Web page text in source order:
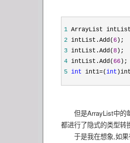
1 ArrayList intList
2 intList.Add( 6 );
3 intList.Add(8 );
4 intList.Add( 66 );
5 int int1=(int
但是ArrayList中的每
都进行了隐式的类型转
于是我在想象,如果